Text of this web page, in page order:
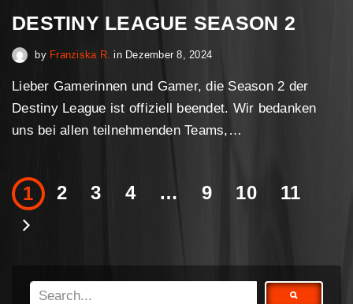
DESTINY LEAGUE SEASON 2
by Franziska R. in Dezember 8, 2024Februar 16, 2025
Lieber Gamerinnen und Gamer, die Season 2 der
Destiny League ist offiziell beendet. Wir bedanken
uns bei allen teilnehmenden Teams,…
1 2 3 4 … 9 10 11